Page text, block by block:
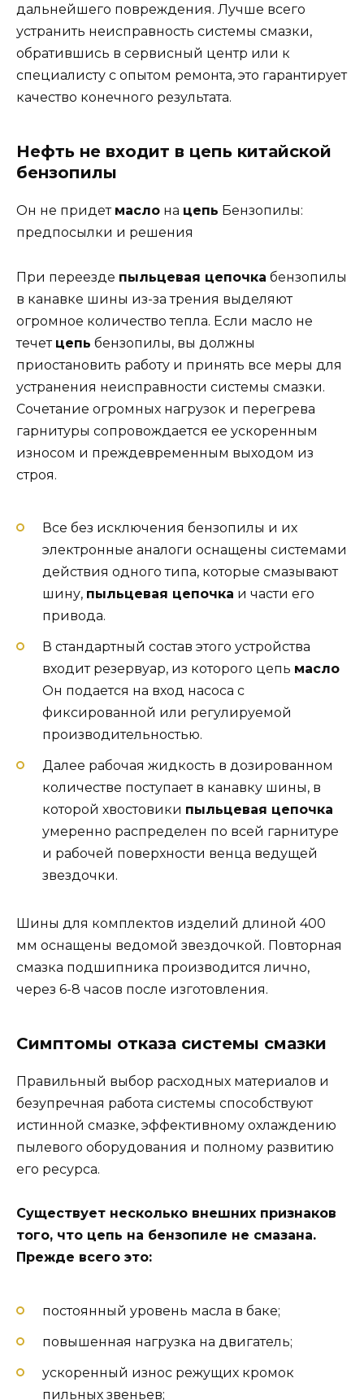
дальнейшего повреждения. Лучше всего
устранить неисправность системы смазки,
обратившись в сервисный центр или к
специалисту с опытом ремонта, это гарантирует
качество конечного результата.
Нефть не входит в цепь китайской
бензопилы
Он не придет масло на цепь Бензопилы:
предпосылки и решения
При переезде пыльцевая цепочка бензопилы
в канавке шины из-за трения выделяют
огромное количество тепла. Если масло не
течет цепь бензопилы, вы должны
приостановить работу и принять все меры для
устранения неисправности системы смазки.
Сочетание огромных нагрузок и перегрева
гарнитуры сопровождается ее ускоренным
износом и преждевременным выходом из
строя.
Все без исключения бензопилы и их
электронные аналоги оснащены системами
действия одного типа, которые смазывают
шину, пыльцевая цепочка и части его
привода.
В стандартный состав этого устройства
входит резервуар, из которого цепь масло
Он подается на вход насоса с
фиксированной или регулируемой
производительностью.
Далее рабочая жидкость в дозированном
количестве поступает в канавку шины, в
которой хвостовики пыльцевая цепочка
умеренно распределен по всей гарнитуре
и рабочей поверхности венца ведущей
звездочки.
Шины для комплектов изделий длиной 400
мм оснащены ведомой звездочкой. Повторная
смазка подшипника производится лично,
через 6-8 часов после изготовления.
Симптомы отказа системы смазки
Правильный выбор расходных материалов и
безупречная работа системы способствуют
истинной смазке, эффективному охлаждению
пылевого оборудования и полному развитию
его ресурса.
Существует несколько внешних признаков
того, что цепь на бензопиле не смазана.
Прежде всего это:
постоянный уровень масла в баке;
повышенная нагрузка на двигатель;
ускоренный износ режущих кромок
пильных звеньев;